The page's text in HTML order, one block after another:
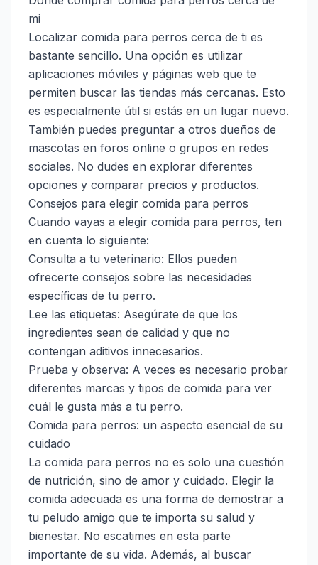
mi
Localizar comida para perros cerca de ti es
bastante sencillo. Una opción es utilizar
aplicaciones móviles y páginas web que te
permiten buscar las tiendas más cercanas. Esto
es especialmente útil si estás en un lugar nuevo.
También puedes preguntar a otros dueños de
mascotas en foros online o grupos en redes
sociales. No dudes en explorar diferentes
opciones y comparar precios y productos.
Consejos para elegir comida para perros
Cuando vayas a elegir comida para perros, ten
en cuenta lo siguiente:
Consulta a tu veterinario: Ellos pueden
ofrecerte consejos sobre las necesidades
específicas de tu perro.
Lee las etiquetas: Asegúrate de que los
ingredientes sean de calidad y que no
contengan aditivos innecesarios.
Prueba y observa: A veces es necesario probar
diferentes marcas y tipos de comida para ver
cuál le gusta más a tu perro.
Comida para perros: un aspecto esencial de su
cuidado
La comida para perros no es solo una cuestión
de nutrición, sino de amor y cuidado. Elegir la
comida adecuada es una forma de demostrar a
tu peludo amigo que te importa su salud y
bienestar. No escatimes en esta parte
importante de su vida. Además, al buscar